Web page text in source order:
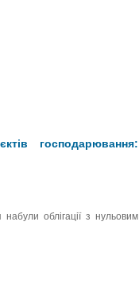
господарювання:
облігації з нульовим